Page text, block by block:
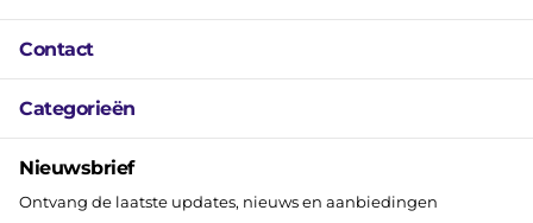
Contact
Categorieën
Nieuwsbrief
Ontvang de laatste updates, nieuws en aanbiedingen